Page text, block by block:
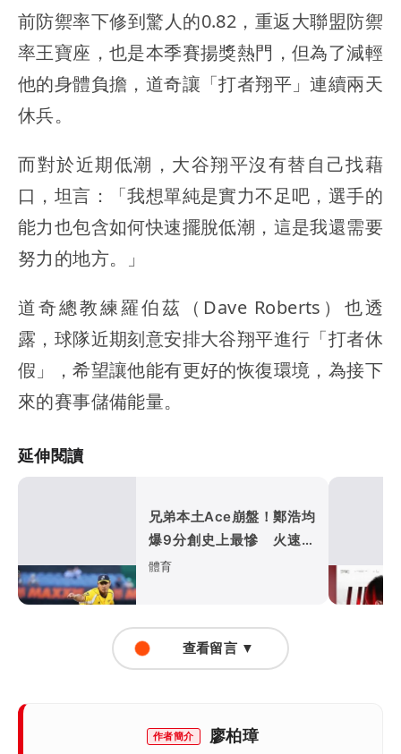
前防禦率下修到驚人的0.82，重返大聯盟防禦
率王寶座，也是本季賽揚獎熱門，但為了減輕
他的身體負擔，道奇讓「打者翔平」連續兩天
休兵。
而對於近期低潮，大谷翔平沒有替自己找藉
口，坦言：「我想單純是實力不足吧，選手的
能力也包含如何快速擺脫低潮，這是我還需要
努力的地方。」
道奇總教練羅伯茲（Dave Roberts）也透
露，球隊近期刻意安排大谷翔平進行「打者休
假」，希望讓他能有更好的恢復環境，為接下
來的賽事儲備能量。
延伸閱讀
兄弟本土Ace崩盤！鄭浩均
爆9分創史上最慘 火速下
放二軍
體育
查看留言 ▼
作者簡介 廖柏璋